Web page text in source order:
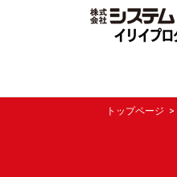
トップページ